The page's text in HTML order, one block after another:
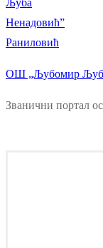
ОШ „Љубомир
Званични портал